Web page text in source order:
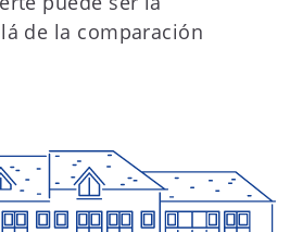
de la comparación